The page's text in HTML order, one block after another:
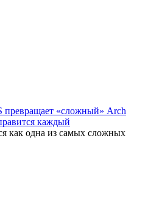
превращает «сложный» Arch
каждый
как одна из самых сложных